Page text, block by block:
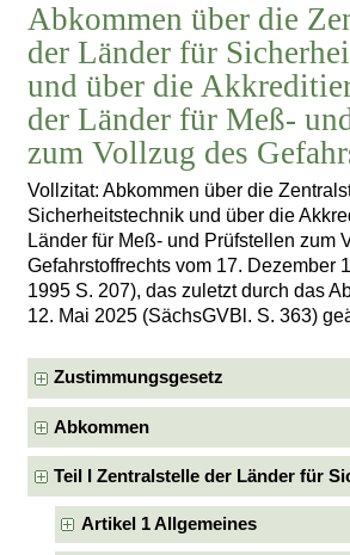
Abkommen über die
der Länder für
und über die
der Länder für Meß-
zum Vollzug des
Vollzitat: Abkommen über die
Sicherheitstechnik und über die
Länder für Meß- und Prüfstellen zum
Gefahrstoffrechts vom 17. Dezember
1995 S. 207), das zuletzt durch das
12. Mai 2025 (SächsGVBl. S. 363)
Zustimmungsgesetz
Abkommen
Teil I Zentralstelle der Länder für
Artikel 1 Allgemeines